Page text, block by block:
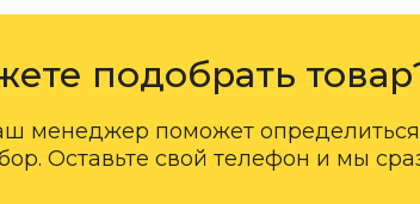
подобрать
менеджер поможет определиться
Оставьте свой телефон и мы